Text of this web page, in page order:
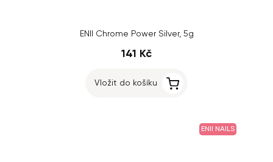
ENII Chrome Power Silver, 5g
141 Kč
Vložit do košíku
ENII NAILS